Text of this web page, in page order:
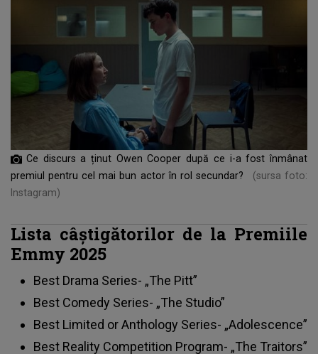
Ce discurs a ținut Owen Cooper după ce i-a fost înmânat
premiul pentru cel mai bun actor în rol secundar?
(sursa foto:
Instagram)
Lista câştigătorilor de la Premiile
Emmy 2025
Best Drama Series- „The Pitt”
Best Comedy Series- „The Studio”
Best Limited or Anthology Series- „Adolescence”
Best Reality Competition Program- „The Traitors”